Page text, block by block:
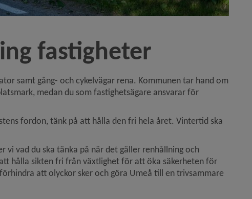
fastigheter
samt gång- och cykelvägar rena. Kommunen tar hand om
medan du som fastighetsägare ansvarar för
fordon, tänk på att hålla den fri hela året. Vintertid ska
vad du ska tänka på när det gäller renhållning och
hålla sikten fri från växtlighet för att öka säkerheten för
att olyckor sker och göra Umeå till en trivsammare